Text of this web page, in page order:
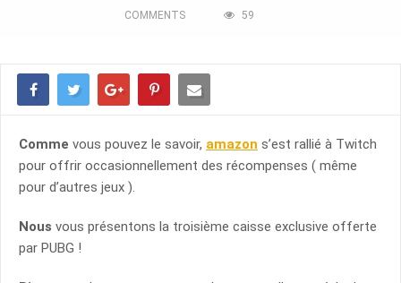
COMMENTS 59
Comme vous pouvez le savoir, amazon s’est rallié à Twitch
pour offrir occasionnellement des récompenses ( même
pour d’autres jeux ).
Nous vous présentons la troisième caisse exclusive offerte
par PUBG !